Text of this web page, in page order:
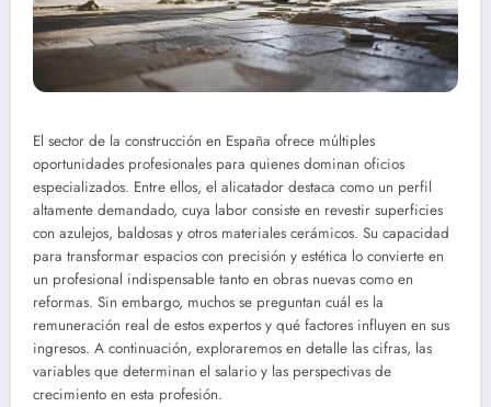
El sector de la construcción en España ofrece múltiples
oportunidades profesionales para quienes dominan oficios
especializados. Entre ellos, el alicatador destaca como un perfil
altamente demandado, cuya labor consiste en revestir superficies
con azulejos, baldosas y otros materiales cerámicos. Su capacidad
para transformar espacios con precisión y estética lo convierte en
un profesional indispensable tanto en obras nuevas como en
reformas. Sin embargo, muchos se preguntan cuál es la
remuneración real de estos expertos y qué factores influyen en sus
ingresos. A continuación, exploraremos en detalle las cifras, las
variables que determinan el salario y las perspectivas de
crecimiento en esta profesión.